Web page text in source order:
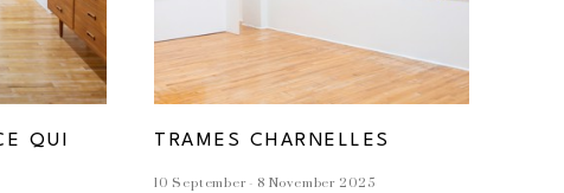
QUI
TRAMES CHARNELLES
10 September - 8 November 2025